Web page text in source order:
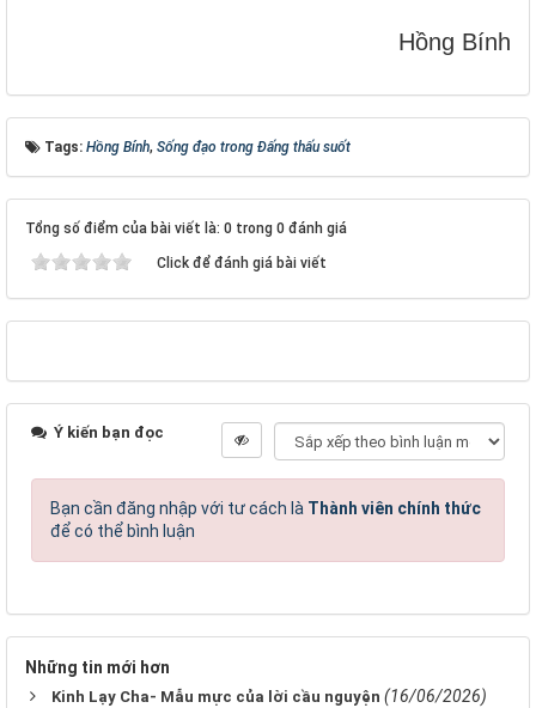
Hồng Bính
Tags: Hồng Bính, Sống đạo trong Đấng thấu suốt
Tổng số điểm của bài viết là: 0 trong 0 đánh giá
Click để đánh giá bài viết
Ý kiến bạn đọc
Bạn cần đăng nhập với tư cách là Thành viên chính thức
để có thể bình luận
Những tin mới hơn
Kinh Lạy Cha- Mẫu mực của lời cầu nguyện (16/06/2026)